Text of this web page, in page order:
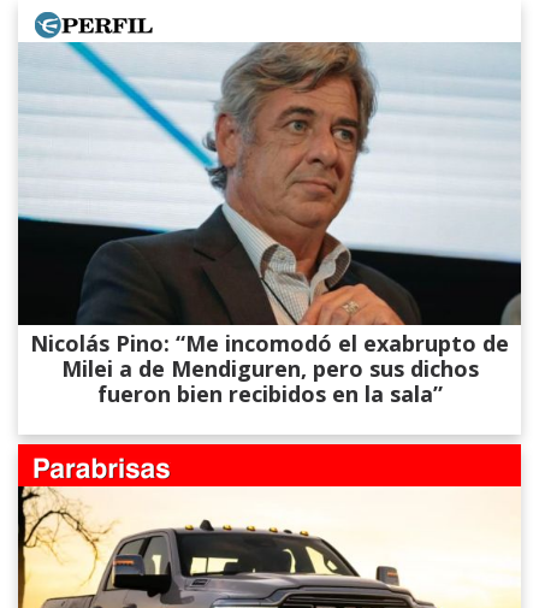
Nicolás Pino: “Me incomodó el exabrupto de
Milei a de Mendiguren, pero sus dichos
fueron bien recibidos en la sala”